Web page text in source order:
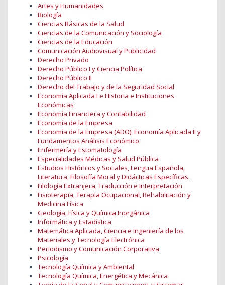
Artes y Humanidades
Biología
Ciencias Básicas de la Salud
Ciencias de la Comunicación y Sociología
Ciencias de la Educación
Comunicación Audiovisual y Publicidad
Derecho Privado
Derecho Público I y Ciencia Política
Derecho Público II
Derecho del Trabajo y de la Seguridad Social
Economía Aplicada I e Historia e Instituciones
Económicas
Economía Financiera y Contabilidad
Economía de la Empresa
Economía de la Empresa (ADO), Economía Aplicada II y
Fundamentos Análisis Económico
Enfermería y Estomatología
Especialidades Médicas y Salud Pública
Estudios Históricos y Sociales, Lengua Española,
Literatura, Filosofía Moral y Didácticas Específicas.
Filología Extranjera, Traducción e Interpretación
Fisioterapia, Terapia Ocupacional, Rehabilitación y
Medicina Física
Geología, Física y Química Inorgánica
Informática y Estadística
Matemática Aplicada, Ciencia e Ingeniería de los
Materiales y Tecnología Electrónica
Periodismo y Comunicación Corporativa
Psicología
Tecnología Química y Ambiental
Tecnología Química, Energética y Mecánica